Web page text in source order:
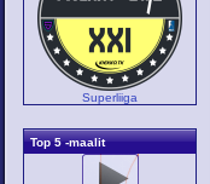
Superliiga
Top 5 -maalit